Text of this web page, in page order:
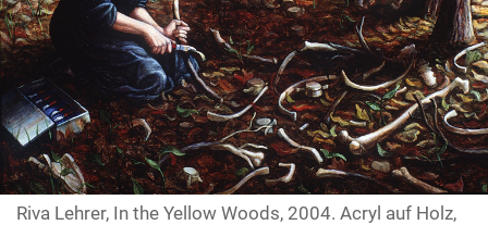
Riva Lehrer, In the Yellow Woods, 2004. Acryl auf Holz,